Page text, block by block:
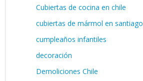
Cubiertas de cocina en chile
cubiertas de mármol en santiago
cumpleaños infantiles
decoración
Demoliciones Chile